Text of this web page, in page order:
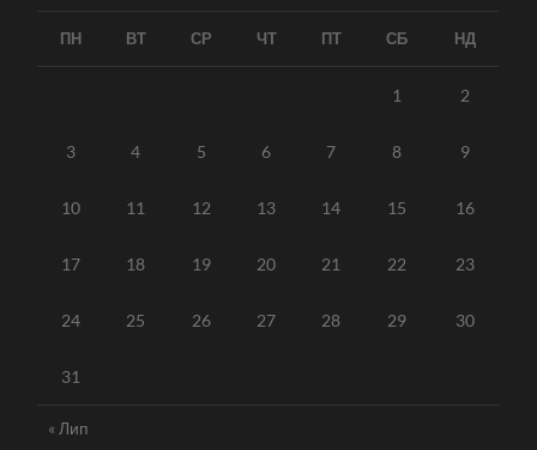
ПН ВТ СР ЧТ ПТ СБ НД
1 2
3 4 5 6 7 8 9
10 11 12 13 14 15 16
17 18 19 20 21 22 23
24 25 26 27 28 29 30
31
« Лип